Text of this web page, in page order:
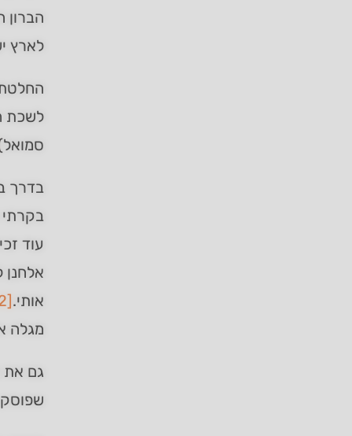
הברון
לארץ
לשכת
בדרך
עוד
אותי.[22]
מגלה
גם את
שפוסק